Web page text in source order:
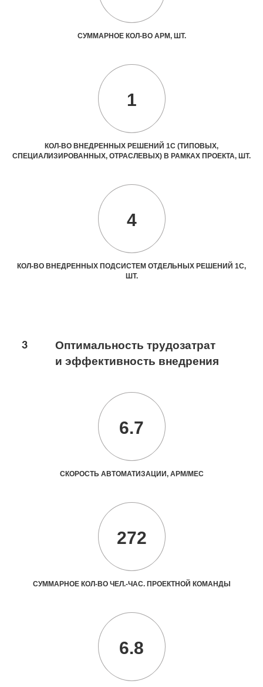
СУММАРНОЕ КОЛ-ВО АРМ, ШТ.
1
КОЛ-ВО ВНЕДРЕННЫХ РЕШЕНИЙ 1С (ТИПОВЫХ,
СПЕЦИАЛИЗИРОВАННЫХ, ОТРАСЛЕВЫХ) В РАМКАХ ПРОЕКТА, ШТ.
4
КОЛ-ВО ВНЕДРЕННЫХ ПОДСИСТЕМ ОТДЕЛЬНЫХ РЕШЕНИЙ 1С,
ШТ.
3
Оптимальность трудозатрат
и эффективность внедрения
6.7
СКОРОСТЬ АВТОМАТИЗАЦИИ, АРМ/МЕС
272
СУММАРНОЕ КОЛ-ВО ЧЕЛ.-ЧАС. ПРОЕКТНОЙ КОМАНДЫ
6.8